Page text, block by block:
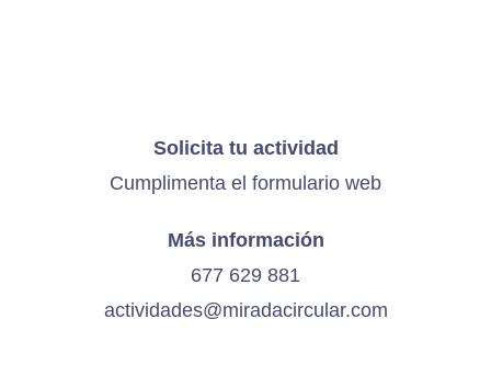
Solicita tu actividad
Cumplimenta el formulario web
Más información
677 629 881
actividades@miradacircular.com